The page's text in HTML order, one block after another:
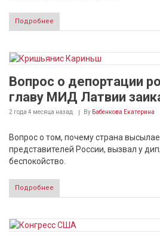
Подробнее
Вопрос о депортации
главу МИД Латвии
2 года 4 месяца назад By Бабенкова Екатерина
Вопрос о том, почему страна
представителей России, вызвал у
беспокойство.
Подробнее